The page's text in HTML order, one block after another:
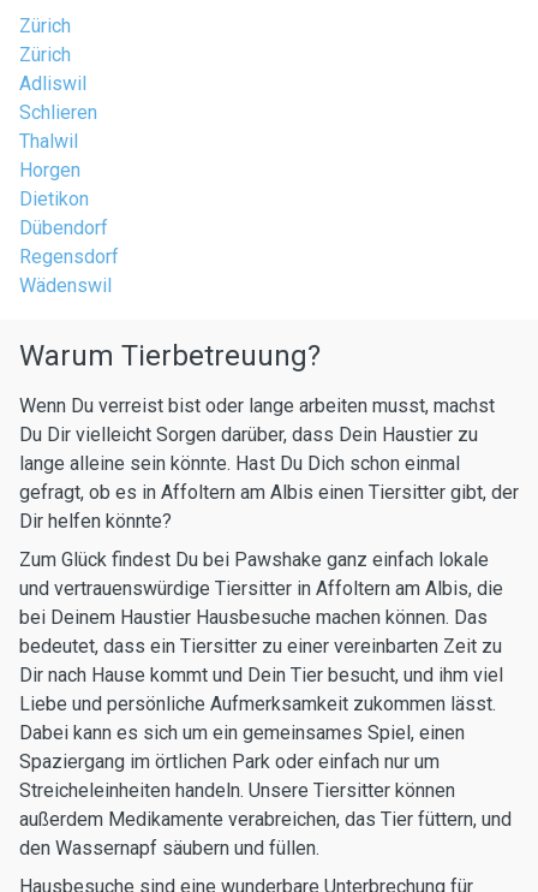
Zürich
Zürich
Adliswil
Schlieren
Thalwil
Horgen
Dietikon
Dübendorf
Regensdorf
Wädenswil
Warum Tierbetreuung?
Wenn Du verreist bist oder lange arbeiten musst, machst
Du Dir vielleicht Sorgen darüber, dass Dein Haustier zu
lange alleine sein könnte. Hast Du Dich schon einmal
gefragt, ob es in Affoltern am Albis einen Tiersitter gibt, der
Dir helfen könnte?
Zum Glück findest Du bei Pawshake ganz einfach lokale
und vertrauenswürdige Tiersitter in Affoltern am Albis, die
bei Deinem Haustier Hausbesuche machen können. Das
bedeutet, dass ein Tiersitter zu einer vereinbarten Zeit zu
Dir nach Hause kommt und Dein Tier besucht, und ihm viel
Liebe und persönliche Aufmerksamkeit zukommen lässt.
Dabei kann es sich um ein gemeinsames Spiel, einen
Spaziergang im örtlichen Park oder einfach nur um
Streicheleinheiten handeln. Unsere Tiersitter können
außerdem Medikamente verabreichen, das Tier füttern, und
den Wassernapf säubern und füllen.
Hausbesuche sind eine wunderbare Unterbrechung für